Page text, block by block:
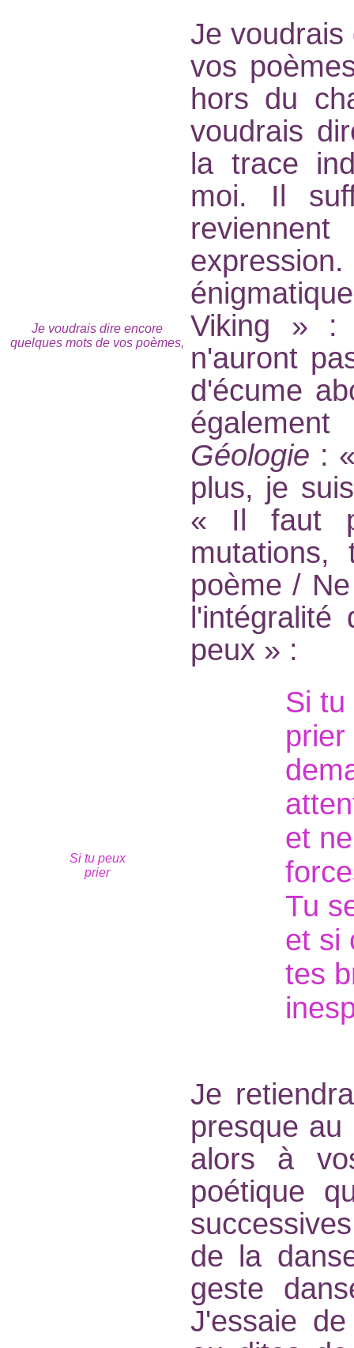
Je voudrais dire encore
quelques mots de vos poèmes,
Je voudrais
vos
hors du
voudrais
la trace
moi. Il
Viking » :
n'auront
d'écume
Géologie :
plus, je
« Il faut
poème /
peux » :
Si tu peux
prier
Si tu
prier
et
Tu
et si
tes
Je
presque
alors à
poétique
de la
geste
J'essaie